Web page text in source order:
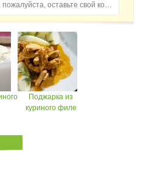
Домохозяйка, пожалуйста, оставьте свой комментарий...
Поджарка из
куриного филе